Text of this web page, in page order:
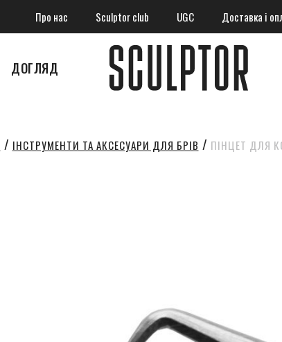
Про нас Sculptor club UGC Доставка і
ДОГЛЯД
ІНСТРУМЕНТИ ТА АКСЕСУАРИ ДЛЯ БРІВ ПІНЦЕТ ДЛЯ